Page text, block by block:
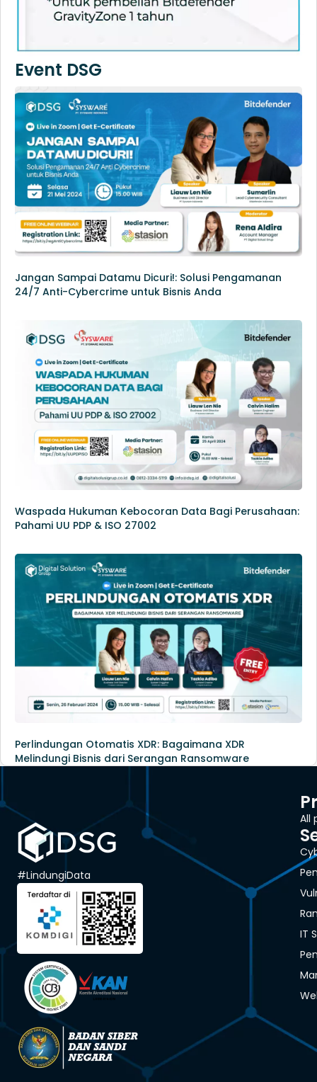
Event DSG
Jangan Sampai Datamu Dicuri!: Solusi Pengamanan
24/7 Anti-Cybercrime untuk Bisnis Anda
Waspada Hukuman Kebocoran Data Bagi Perusahaan:
Pahami UU PDP & ISO 27002
Perlindungan Otomatis XDR: Bagaimana XDR
Melindungi Bisnis dari Serangan Ransomware
#LindungiData
All
IT